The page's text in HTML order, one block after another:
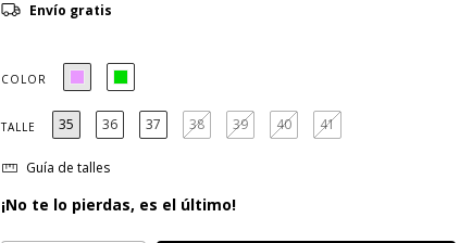
Envío gratis
COLOR
TALLE 35 36 37 38 39 40 41
Guía de talles
¡No te lo pierdas, es el último!